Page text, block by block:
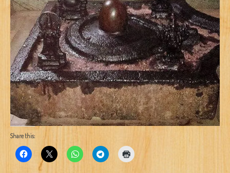
Share this: